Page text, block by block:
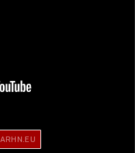
ARHN.EU